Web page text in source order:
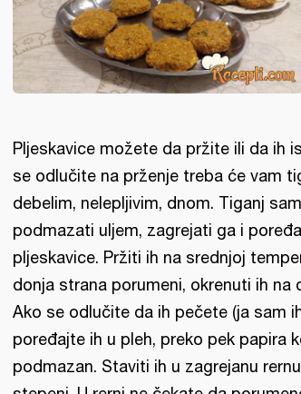
Pljeskavice možete da pržite ili da ih
se odlučite na prženje treba će vam
debelim, nelepljivim, dnom. Tiganj
podmazati uljem, zagrejati ga i
pljeskavice. Pržiti ih na srednjoj
donja strana porumeni, okrenuti ih na
Ako se odlučite da ih pečete (ja sam
poređajte ih u pleh, preko pek papira
podmazan. Staviti ih u zagrejanu